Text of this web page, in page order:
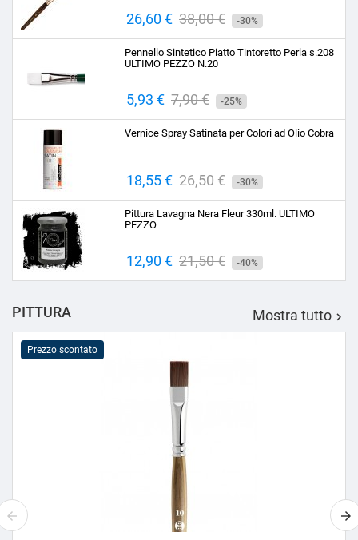
Prezzo
26,60 € Prezzo
base
38,00 € -30%
Pennello Sintetico Piatto Tintoretto Perla s.208
ULTIMO PEZZO N.20
Prezzo
5,93 € Prezzo
base
7,90 € -25%
Vernice Spray Satinata per Colori ad Olio Cobra
Prezzo
18,55 € Prezzo
base
26,50 € -30%
Pittura Lavagna Nera Fleur 330ml. ULTIMO
PEZZO
Prezzo
12,90 € Prezzo
base
21,50 € -40%
PITTURA Mostra tutto 
Prezzo scontato